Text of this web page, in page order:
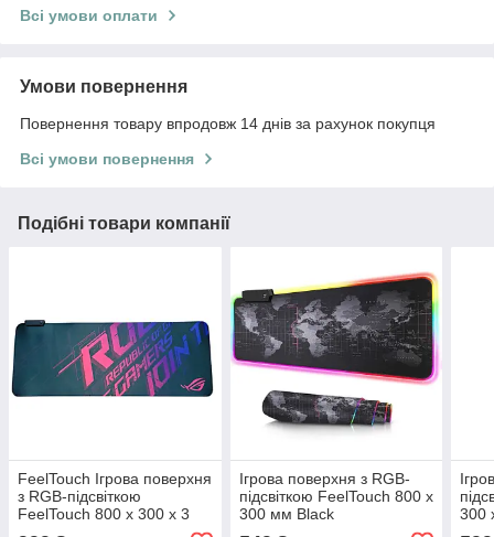
Всі умови оплати
Умови повернення
Повернення товару впродовж 14 днів за рахунок покупця
Всі умови повернення
Подібні товари компанії
FeelTouch Ігрова поверхня
з RGB-підсвіткою
FeelTouch 800 x 300 x 3
Ігрова поверхня з RGB-
підсвіткою FeelTouch 800 x
300 мм Black
300